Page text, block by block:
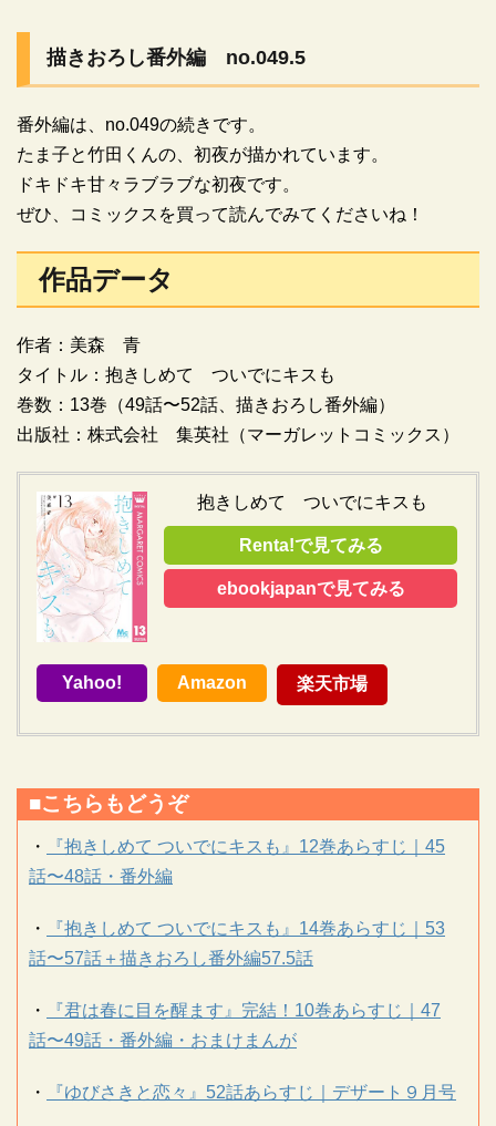
描きおろし番外編 no.049.5
番外編は、no.049の続きです。
たま子と竹田くんの、初夜が描かれています。
ドキドキ甘々ラブラブな初夜です。
ぜひ、コミックスを買って読んでみてくださいね！
作品データ
作者：美森 青
タイトル：抱きしめて ついでにキスも
巻数：13巻（49話〜52話、描きおろし番外編）
出版社：株式会社 集英社（マーガレットコミックス）
抱きしめて ついでにキスも
Renta!で見てみる
ebookjapanで見てみる
Yahoo! Amazon 楽天市場
■こちらもどうぞ
・
『抱きしめて ついでにキスも』12巻あらすじ｜45
話〜48話・番外編
・
『抱きしめて ついでにキスも』14巻あらすじ｜53
話〜57話＋描きおろし番外編57.5話
・
『君は春に目を醒ます』完結！10巻あらすじ｜47
話〜49話・番外編・おまけまんが
・ 『ゆびさきと恋々』52話あらすじ｜デザート９月号